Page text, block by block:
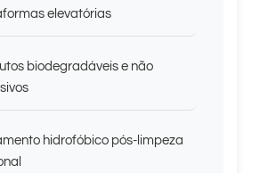
elevatórias
biodegradáveis e não
hidrofóbico pós-limpeza